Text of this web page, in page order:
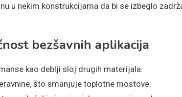
u nekim konstrukcijama da bi se izbeglo
bezšavnih aplikacija
kao deblji sloj drugih materijala.
što smanjuje toplotne mostove.